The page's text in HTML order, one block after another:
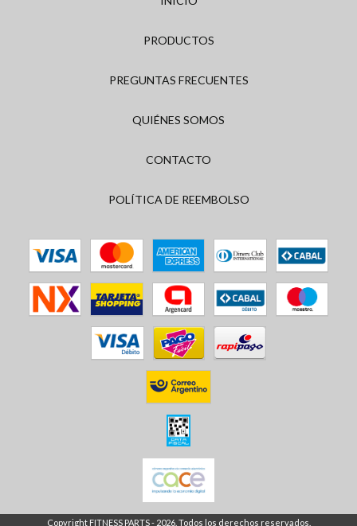
PRODUCTOS
PREGUNTAS FRECUENTES
QUIÉNES SOMOS
CONTACTO
POLÍTICA DE REEMBOLSO
Copyright FITNESS PARTS - 2026. Todos los derechos reservados.